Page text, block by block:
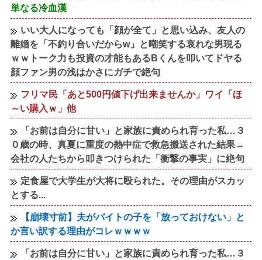
単なる冷血漢
いい大人になっても「顔が全て」と思い込み、友人の
離婚を「不釣り合いだからw」と嘲笑する哀れな男現る
ｗｗトーク力も投資の才能もあるBくんを叩いてドヤる
顔ファン男の浅はかさにガチで絶句
フリマ民「あと500円値下げ出来ませんか」ワイ「ほ
～い購入ｗ」他
「お前は自分に甘い」と家族に責められ育った私…３
０歳の時、真夏に重度の熱中症で救急搬送された結果→
会社の人たちから叩きつけられた「衝撃の事実」に絶句
定食屋で大学生が大将に殴られた。その理由がスカッ
とする...
【崩壊寸前】夫がバイトの子を「放っておけない」と
か言い訳する理由がコレｗｗｗｗ
「お前は自分に甘い」と家族に責められ育った私…３